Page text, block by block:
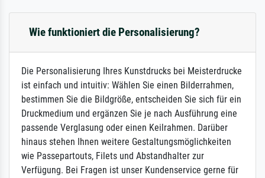
Wie funktioniert die Personalisierung?
Die Personalisierung Ihres Kunstdrucks bei Meisterdrucke
ist einfach und intuitiv: Wählen Sie einen Bilderrahmen,
bestimmen Sie die Bildgröße, entscheiden Sie sich für ein
Druckmedium und ergänzen Sie je nach Ausführung eine
passende Verglasung oder einen Keilrahmen. Darüber
hinaus stehen Ihnen weitere Gestaltungsmöglichkeiten
wie Passepartouts, Filets und Abstandhalter zur
Verfügung. Bei Fragen ist unser Kundenservice gerne für